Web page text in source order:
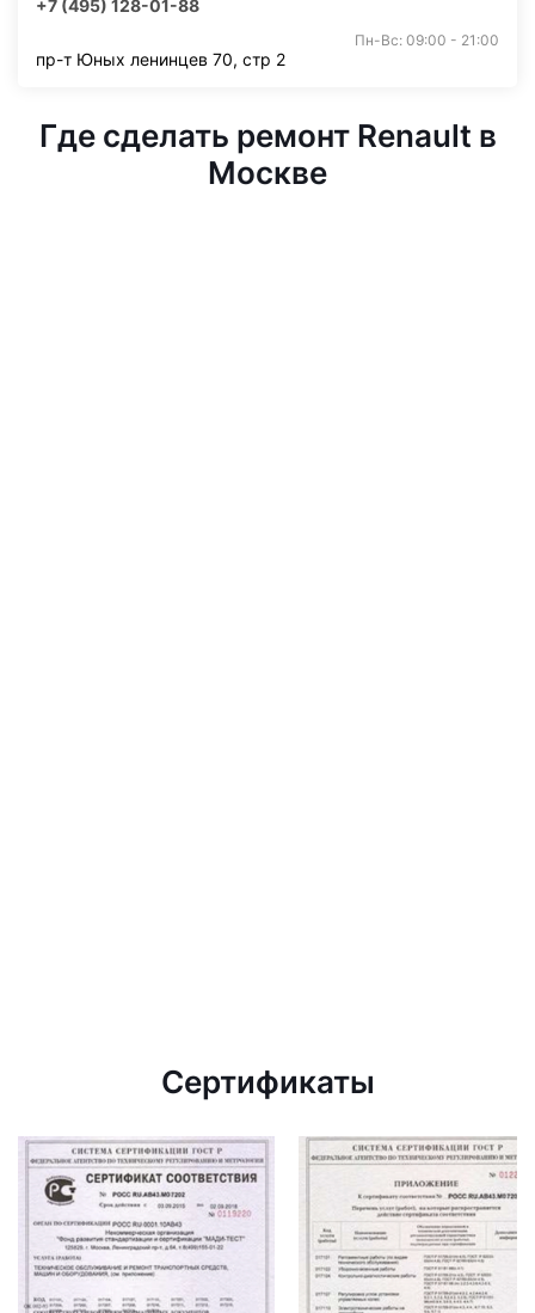
+7 (495) 128-01-88
Пн-Вс: 09:00 - 21:00
пр-т Юных ленинцев 70, стр 2
Где сделать ремонт Renault в
Москве
Сертификаты